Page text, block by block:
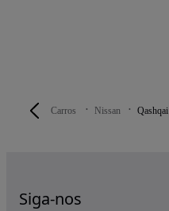
Carros Nissan Qashqai
Siga-nos